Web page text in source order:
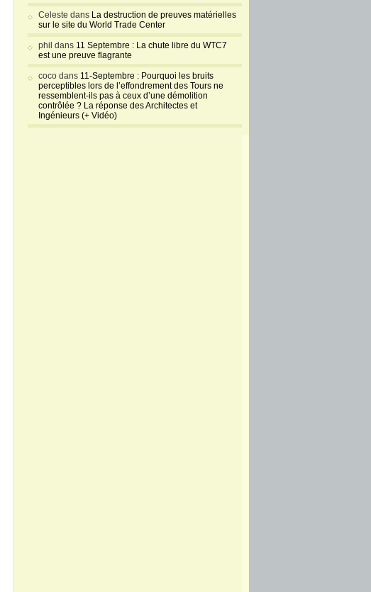
Celeste dans La destruction de preuves matérielles
sur le site du World Trade Center
phil dans 11 Septembre : La chute libre du WTC7
est une preuve flagrante
coco dans 11-Septembre : Pourquoi les bruits
perceptibles lors de l’effondrement des Tours ne
ressemblent-ils pas à ceux d’une démolition
contrôlée ? La réponse des Architectes et
Ingénieurs (+ Vidéo)